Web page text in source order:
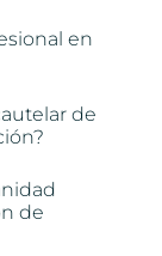
en
de
de